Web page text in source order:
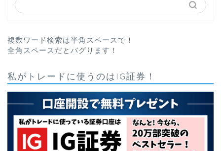
複数ワード検索は半角スペースで！
全角スペースだとバグります！
私がトレードに使うのはIG証券！